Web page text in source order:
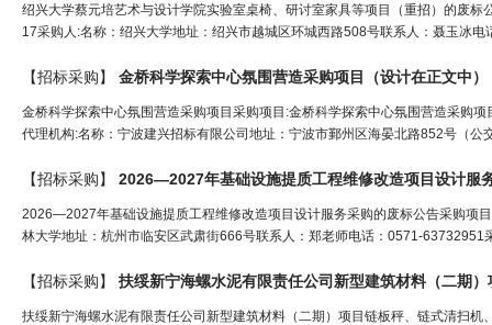
绍兴大学蔡元培艺术与设计学院实验室桌椅、研讨室家具等项目（重招）的废
17采购人:名称：绍兴大学地址：绍兴市越城区环城西路508号联系人：聂玉冰电
【招标采购】 金桥科学探索中心氛围营造采购项目（设计在正文中）
金桥科学探索中心氛围营造采购项目采购项目:金桥科学探索中心氛围营造采购
代理机构:名称：宁波建兴招标有限公司地址：宁波市鄞州区海晏北路852号（公
【招标采购】 2026—2027年基础设施提质工程维修改造项目设计服
2026—2027年基础设施提质工程维修改造项目设计服务采购的废标公告采购
林大学地址：杭州市临安区武肃街666号联系人：郑老师电话：0571-63732951
【招标采购】 扶绥新宁海螺水泥有限责任公司新型建筑材料（二期
扶绥新宁海螺水泥有限责任公司新型建筑材料（二期）项目链板秤、链式清扫